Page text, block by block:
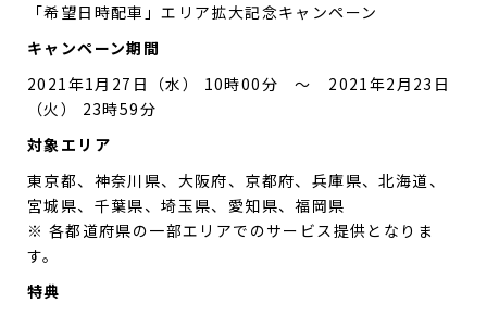
「希望日時配車」エリア拡大記念キャンペーン
キャンペーン期間
2021年1月27日（水） 10時00分 〜 2021年2月23日
（火） 23時59分
対象エリア
東京都、神奈川県、大阪府、京都府、兵庫県、北海道、
宮城県、千葉県、埼玉県、愛知県、福岡県
※ 各都道府県の一部エリアでのサービス提供となりま
す。
特典